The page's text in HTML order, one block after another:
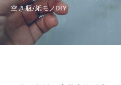
空き瓶 /紙モノDIY